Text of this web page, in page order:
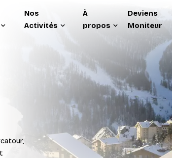
Nos
Activités
À
propos
Deviens
Moniteur